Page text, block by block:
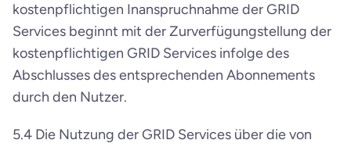
kostenpflichtigen Inanspruchnahme der GRID
Services beginnt mit der Zurverfügungstellung der
kostenpflichtigen GRID Services infolge des
Abschlusses des entsprechenden Abonnements
durch den Nutzer.
5.4 Die Nutzung der GRID Services über die von